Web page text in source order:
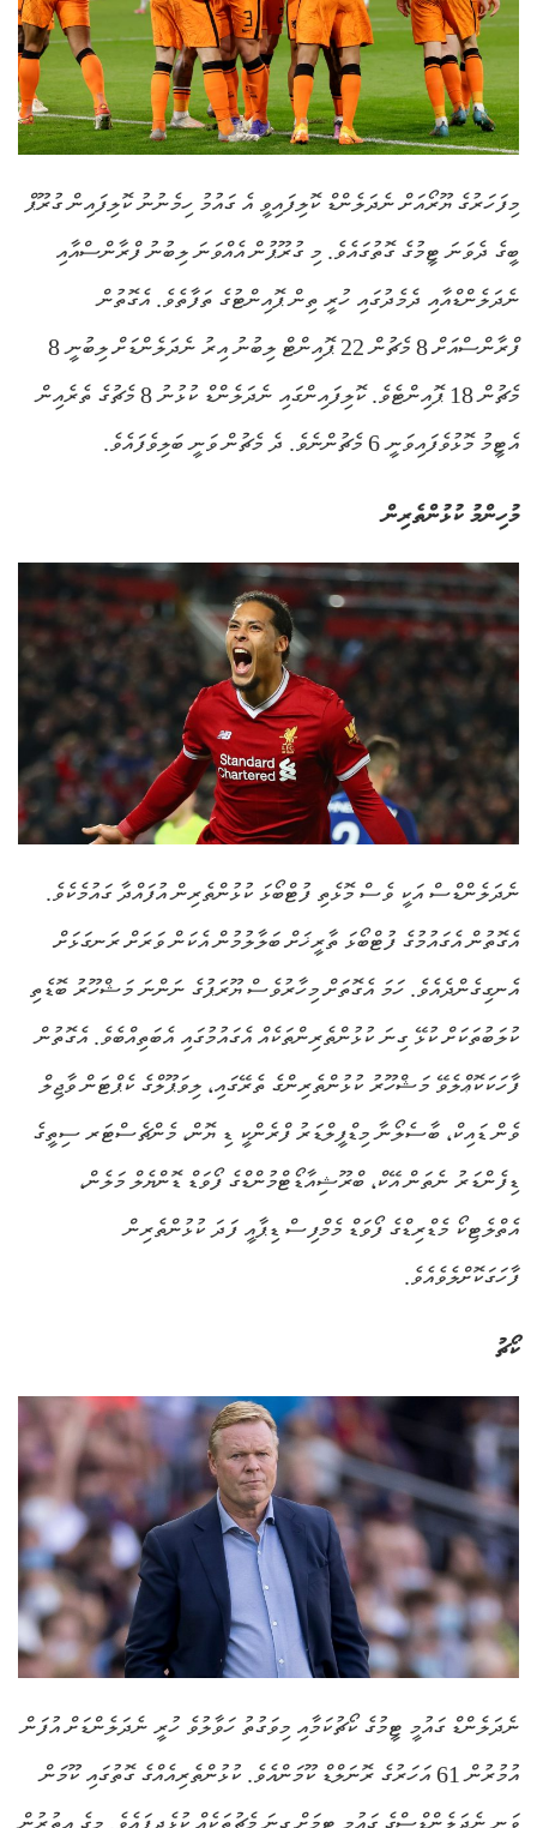
މިފަހަރުގެ ޔޫރޯއަށް ނެދަލެންޑް ކޮލިފައިވީ އެ ގައުމު ހިމެނުނު ކޮލިފައިން ގުރޫޕް
ބީގެ ދެވަނަ ޓީމުގެ ގޮތުގައެވެ. މި ގުރޫޕުން އެއްވަނަ ލިބުނު ފްރާންސްއާއި
ނެދަލެންޑްއާއި ދެމެދުގައި ހުރީ ތިން ޕޮއިންޓުގެ ތަފާތެވެ. އެގޮތުން
ފްރާންސްއަށް 8 މެޗުން 22 ޕޮއިންޓް ލިބުނު އިރު ނެދަލެންޑަށް ލިބުނީ 8
މެޗުން 18 ޕޮއިންޓެވެ. ކޮލިފައިންގައި ނެދަލެންޑް ކުޅުނު 8 މެޗުގެ ތެރެއިން
އެޓީމު މޮޅުވެފައިވަނީ 6 މެޗުންނެވެ. ދެ މެޗުން ވަނީ ބަލިވެފައެވެ.
މުހިންމު ކުޅުންތެރިން
ނެދަލެންޑްސް އަކީ ވެސް މޮޅެތި ފުޓްބޯޅަ ކުޅުންތެރިން އުފައްދާ ގައުމެކެވެ.
އެގޮތުން އެގައުމުގެ ފުޓްބޯޅަ ތާރީޚަށް ބަލާލުމުން އެކަން ވަރަށް ރަނގަޅަށް
އެނގިގެންދެއެވެ. ހަމަ އެގޮތަށް މިހާރުވެސް ޔޫރަޕުގެ ނަންނަ މަޝްހޫރު ބޮޑެތި
ކުލަބުތަކަށް ކުޅޭ ގިނަ ކުޅުންތެރިންތަކެއް އެގައުމުގައި އެބަތިއްބެވެ. އެގޮތުން
ފާހަކަކޮޢްލެވޭ މަޝްހޫރު ކުޅުންތެރިންގެ ތެރޭގައި، ލިވަޕޫލްގެ ކެޕްޓަން ވާޖިލް
ވެން ޑައިކް، ބާސެލޯނާ މިޑްފީލްޑަރު ފްރެންކީ ޑި ޔޮން، މެންޗެސްޓަރ ސިތީގެ
ޑިފެންޑަރު ނެތަން އޭކް، ބްރޫޝިއާޑޯޓްމުންޑްގެ ފޯވަޑް ޑޮންޔެލް މަލެން،
އެތްލެޓިކޯ މެޑްރިޑްގެ ފޯވަޑް މެމްފިސް ޑިޕާއީ ފަދަ ކުޅުންތެރިން
ފާހަގަކޮށްލެވެއެވެ.
ކޯޗު
ނެދަލެންޑް ގައުމީ ޓީމުގެ ކޯޗުކަމާއި މިވަގުތު ހަވާލުވެ ހުރީ ނެދަލެންޑަށް އުފަން
އުމުރުން 61 އަހަރުގެ ރޮނަލްޑް ކޫމަންއެވެ. ކުޅުންތެރިއެއްގެ ގޮތުގައި ކޫމަން
ވަނީ ނެދަލެންޑްސްގެ ގައުމީ ޓީމަށް ގިނަ މެޗުތަކެއް ކުޅެދީފައެވެ. މީގެ އިތުރުން